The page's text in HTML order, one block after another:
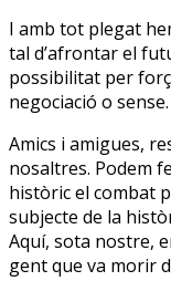
I amb tot plegat
tal d’afrontar el
possibilitat per
negociació o sense.
Amics i amigues,
nosaltres. Podem
històric el combat
subjecte de la
Aquí, sota nostre,
gent que va morir